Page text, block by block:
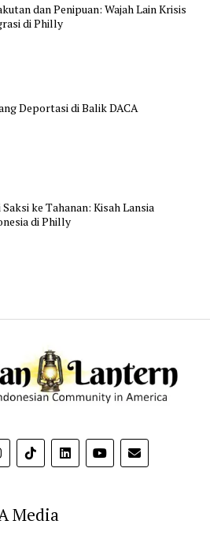
dan Penipuan: Wajah Lain Krisis
di Philly
Deportasi di Balik DACA
Saksi ke Tahanan: Kisah Lansia
di Philly
Media